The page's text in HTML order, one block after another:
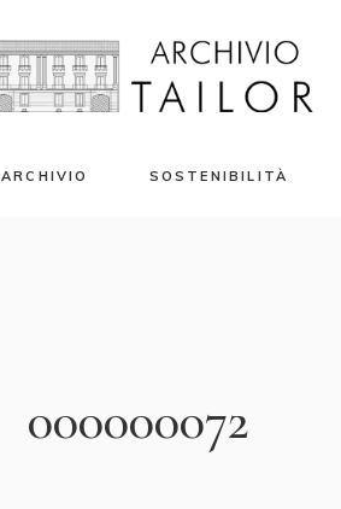
ARCHIVIO
Capi d’Archivio
SOSTENIBILITÀ
000000072